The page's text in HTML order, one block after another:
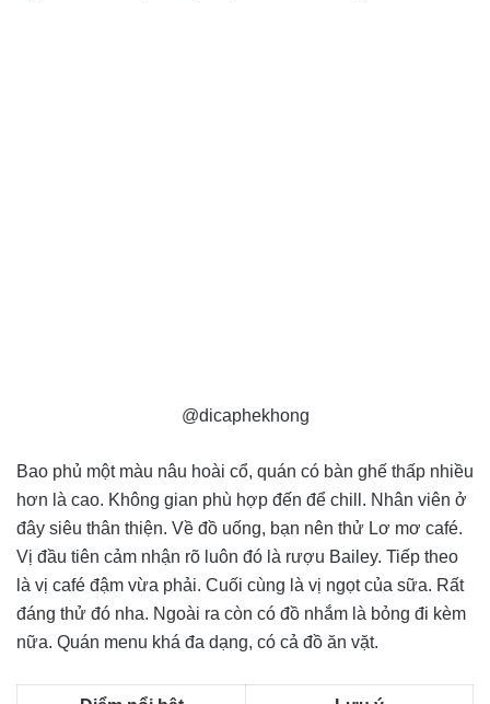
@dicaphekhong
Bao phủ một màu nâu hoài cổ, quán có bàn ghế thấp nhiều
hơn là cao. Không gian phù hợp đến để chill. Nhân viên ở
đây siêu thân thiện. Về đồ uống, bạn nên thử Lơ mơ café.
Vị đầu tiên cảm nhận rõ luôn đó là rượu Bailey. Tiếp theo
là vị café đậm vừa phải. Cuối cùng là vị ngọt của sữa. Rất
đáng thử đó nha. Ngoài ra còn có đồ nhắm là bỏng đi kèm
nữa. Quán menu khá đa dạng, có cả đồ ăn vặt.